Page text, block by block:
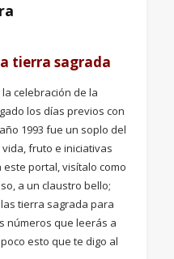
tierra sagrada
celebración de la
los días previos con
1993 fue un soplo del
fruto e iniciativas
portal, visítalo como
a un claustro bello;
tierra sagrada para
números que leerás a
esto que te digo al